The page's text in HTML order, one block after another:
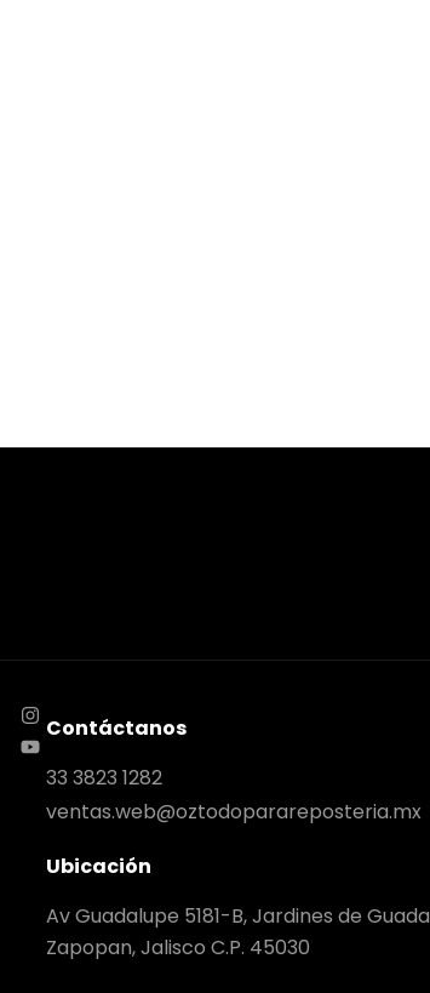
Contáctanos
33 3823 1282
ventas.web@oztodoparareposteria.mx
Ubicación
Av Guadalupe 5181-B, Jardines de
Zapopan, Jalisco C.P. 45030